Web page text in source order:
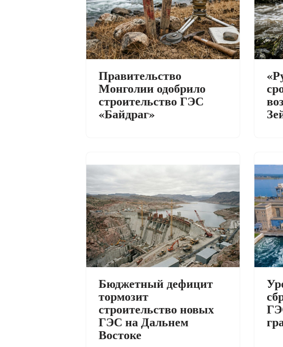
Правительство
Монголии одобрило
строительство ГЭС
«Байдраг»
Бюджетный дефицит
тормозит
строительство новых
ГЭС на Дальнем
Востоке